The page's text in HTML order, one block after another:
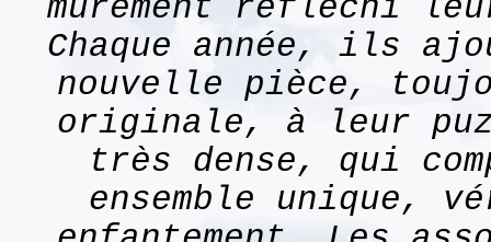
mûrement réfléchi
Chaque année, ils
nouvelle pièce,
originale, à leur
très dense, qui
ensemble unique,